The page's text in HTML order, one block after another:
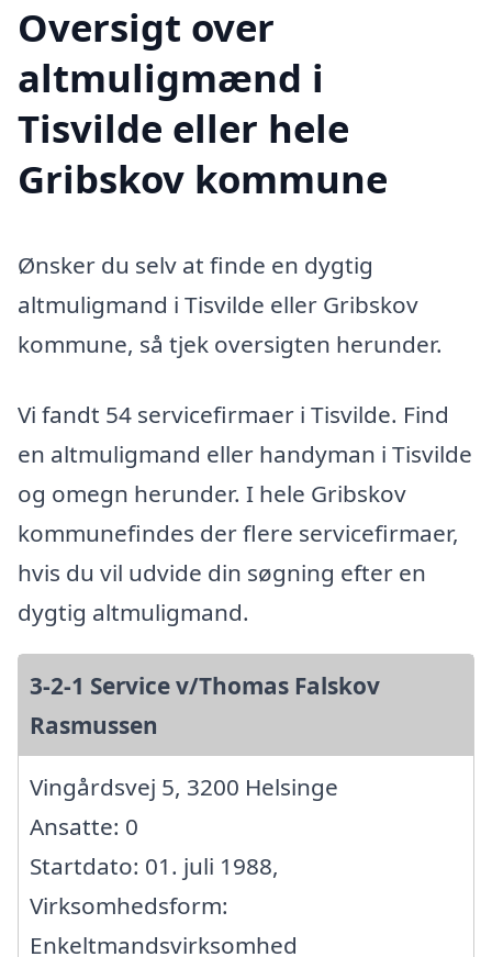
Oversigt over
altmuligmænd i
Tisvilde eller hele
Gribskov kommune
Ønsker du selv at finde en dygtig
altmuligmand i Tisvilde eller Gribskov
kommune, så tjek oversigten herunder.
Vi fandt 54 servicefirmaer i Tisvilde. Find
en altmuligmand eller handyman i Tisvilde
og omegn herunder. I hele Gribskov
kommunefindes der flere servicefirmaer,
hvis du vil udvide din søgning efter en
dygtig altmuligmand.
3-2-1 Service v/Thomas Falskov
Rasmussen
Vingårdsvej 5, 3200 Helsinge
Ansatte: 0
Startdato: 01. juli 1988,
Virksomhedsform:
Enkeltmandsvirksomhed